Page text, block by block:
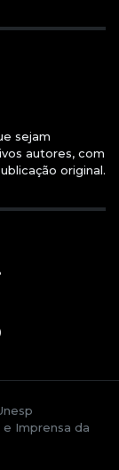
sejam
autores, com
original.
e Imprensa da